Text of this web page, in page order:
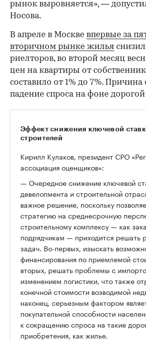
рынок выровняется», —
Носова.
В апреле в Москве впервые за
вторичном рынке жилья
риелторов, во второй месяц
цен на квартиры от
составило от 1% до 7%.
падение спроса на фоне
Эффект снижения ключевой
строителей
Кирилл Кулаков, президент СРО
ассоциация оценщиков»:
— Очередное снижение ключевой
девелопмента и строительной
важное решение, поскольку
стратегию на среднесрочную
строительному комплексу — как
подрядчикам — приходится решать
задач. Во-первых, изыскать
финансирования по приемлемой
вторых, решать проблемы с
изменением логистики, что также
конечной стоимости возводимой
наконец, серьезным фактором
покупательной способности
к сокращению спроса на такие
приобретения, как жилье.